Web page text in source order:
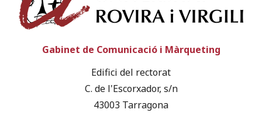
Gabinet de Comunicació i Màrqueting
Edifici del rectorat
C. de l'Escorxador, s/n
43003 Tarragona